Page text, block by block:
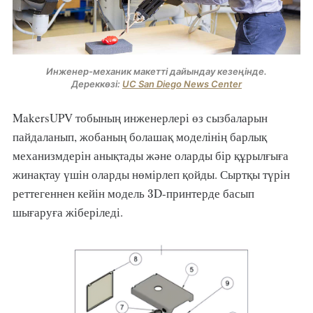
Инженер-механик макетті дайындау кезеңінде.
Дереккөзі: UC San Diego News Center
MakersUPV тобының инженерлері өз сызбаларын
пайдаланып, жобаның болашақ моделінің барлық
механизмдерін анықтады және оларды бір құрылғыға
жинақтау үшін оларды нөмірлеп қойды. Сыртқы түрін
реттегеннен кейін модель 3
3D-принтерде басып
шығаруға жіберіледі.